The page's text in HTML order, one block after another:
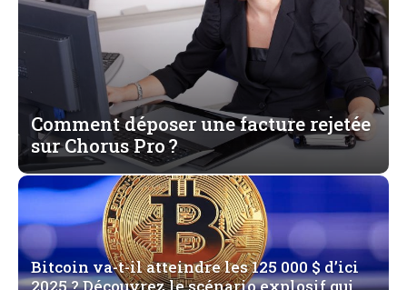
Comment déposer une facture rejetée
sur Chorus Pro ?
Bitcoin va-t-il atteindre les 125 000 $ d’ici